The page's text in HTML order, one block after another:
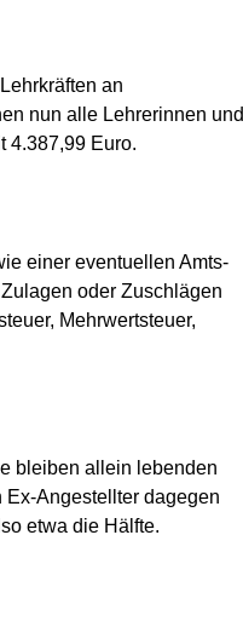
an
nun alle Lehrerinnen und
4.387,99 Euro.
einer eventuellen Amts-
oder Zuschlägen
Mehrwertsteuer,
bleiben allein lebenden
Ex-Angestellter dagegen
etwa die Hälfte.